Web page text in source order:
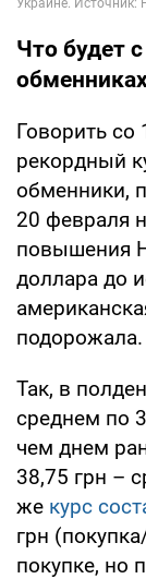
Что будет
Говорить со
рекордный
обменники,
20 февраля
повышения
доллара до
подорожала.
Так, в
среднем по
чем днем
38,75 грн –
же курс
грн
покупке, но